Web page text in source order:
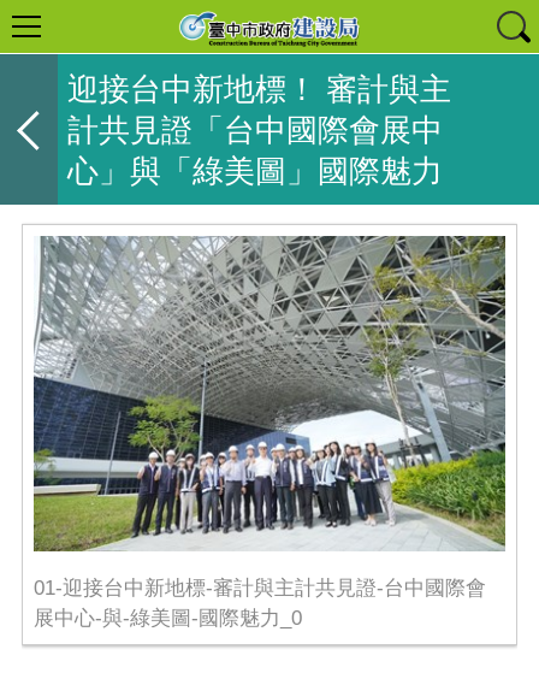
迎接台中新地標！ 審計與主
計共見證「台中國際會展中
心」與「綠美圖」國際魅力
01-迎接台中新地標-審計與主計共見證-台中國際會
展中心-與-綠美圖-國際魅力_0